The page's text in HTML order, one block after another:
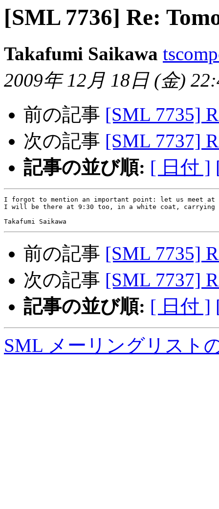
[SML 7736] Re:
Takafumi Saikawa
2009年 12月 18日 (金)
前の記事 [SML 7735]
次の記事 [SML 7737]
記事の並び順: [ 日付 ]
I forgot to mention an important point: let us meet at
I will be there at 9:30 too, in a white coat, carrying
前の記事 [SML 7735]
次の記事 [SML 7737]
記事の並び順: [ 日付 ]
SML メーリングリスト